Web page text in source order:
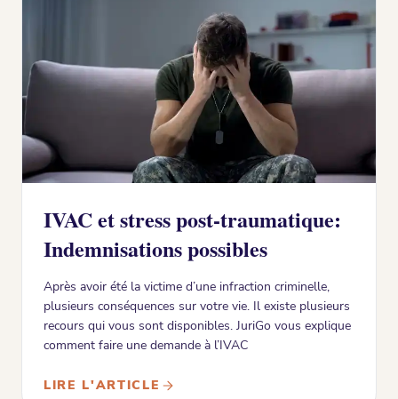
IVAC et stress post-traumatique:
Indemnisations possibles
Après avoir été la victime d’une infraction criminelle,
plusieurs conséquences sur votre vie. Il existe plusieurs
recours qui vous sont disponibles. JuriGo vous explique
comment faire une demande à l’IVAC
LIRE L'ARTICLE